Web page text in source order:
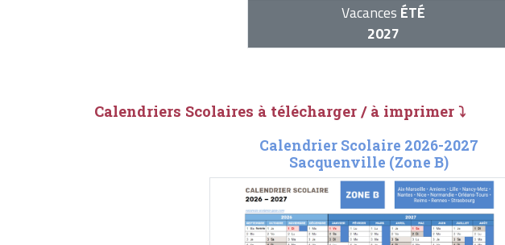
Vacances ÉTÉ
2027
Calendriers Scolaires à télécharger / à imprimer ⤵
Calendrier Scolaire 2026-2027
Sacquenville (Zone B)